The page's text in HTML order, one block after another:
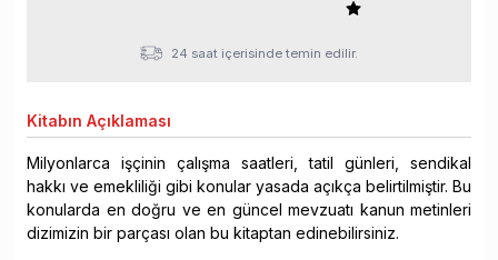
24 saat içerisinde temin edilir.
Kitabın Açıklaması
Milyonlarca işçinin çalışma saatleri, tatil günleri, sendikal
hakkı ve emekliliği gibi konular yasada açıkça belirtilmiştir. Bu
konularda en doğru ve en güncel mevzuatı kanun metinleri
dizimizin bir parçası olan bu kitaptan edinebilirsiniz.